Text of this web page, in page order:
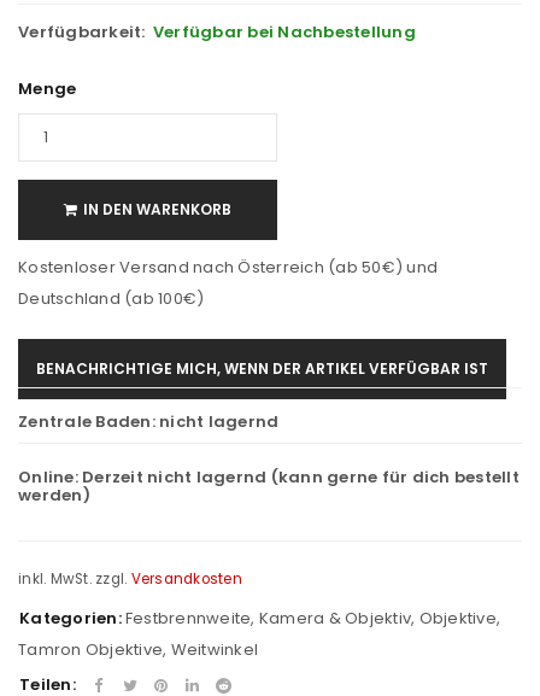
Verfügbarkeit: Verfügbar bei Nachbestellung
Menge
IN DEN WARENKORB
Kostenloser Versand nach Österreich (ab 50€) und
Deutschland (ab 100€)
BENACHRICHTIGE MICH, WENN DER ARTIKEL VERFÜGBAR IST
Zentrale Baden: nicht lagernd
Online: Derzeit nicht lagernd (kann gerne für dich bestellt
werden)
inkl. MwSt. zzgl. Versandkosten
Kategorien:Festbrennweite, Kamera & Objektiv, Objektive,
Tamron Objektive, Weitwinkel
Teilen: